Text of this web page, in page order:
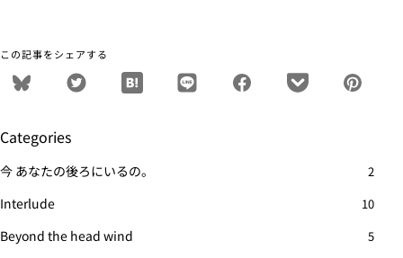
この記事をシェアする
Categories
今 あなたの後ろにいるの。 2
Interlude 10
Beyond the head wind 5